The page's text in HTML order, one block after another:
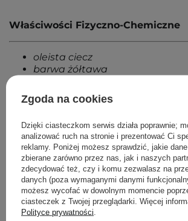
Właściwości Fizyczno-Chemiczne
oleista ciecz
barwa żółtawa
Pokaż więcej wpisów zCzerwiec 2022
Zgoda na cookies
Dzięki ciasteczkom serwis działa poprawnie;
analizować ruch na stronie i prezentować Ci
reklamy. Poniżej możesz sprawdzić, jakie
zbierane zarówno przez nas, jak i naszych
zdecydować też, czy i komu zezwalasz na
danych (poza wymaganymi danymi
możesz wycofać w dowolnym momencie
ciasteczek z Twojej przeglądarki. Więcej
Polityce prywatności